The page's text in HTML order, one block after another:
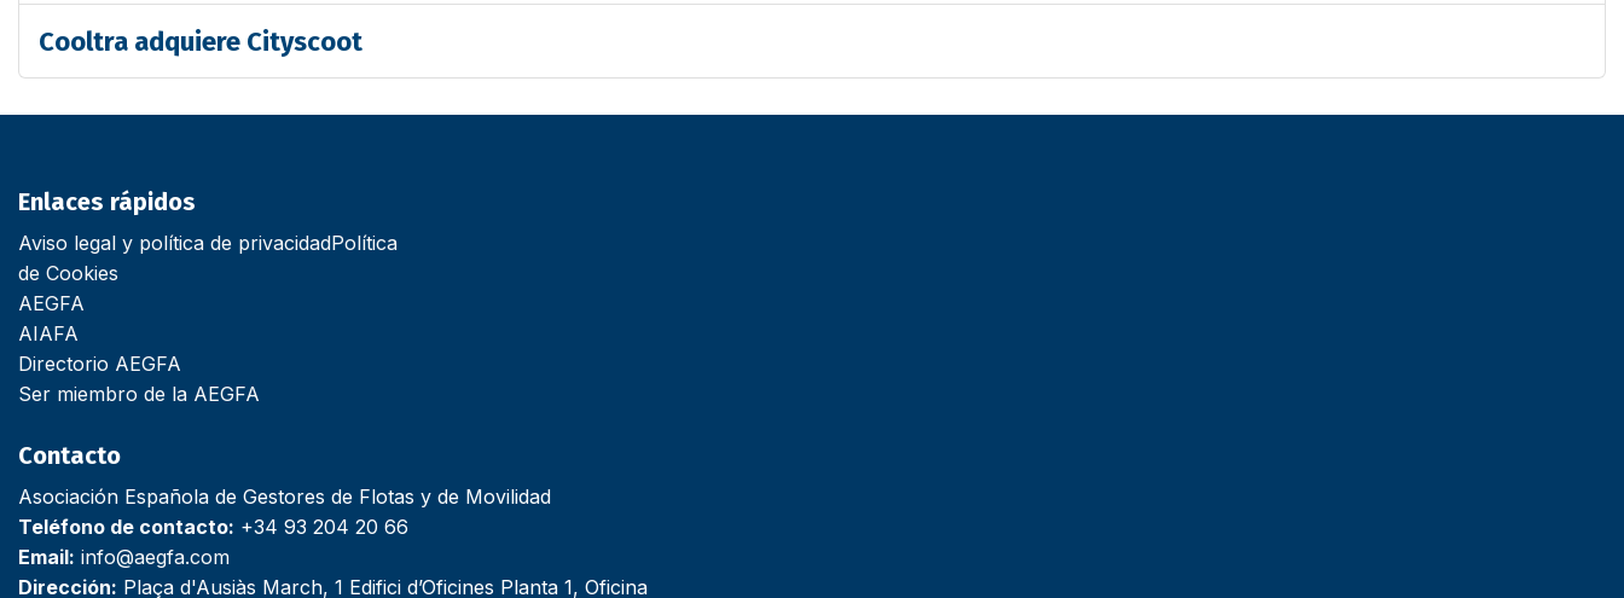
Cooltra adquiere Cityscoot
Enlaces rápidos
Aviso legal y política de privacidadPolítica
de Cookies
AEGFA
AIAFA
Directorio AEGFA
Ser miembro de la AEGFA
Contacto
Asociación Española de Gestores de Flotas y de Movilidad
Teléfono de contacto: +34 93 204 20 66
Email: info@aegfa.com
Dirección: Plaça d'Ausiàs March, 1 Edifici d’Oficines Planta 1, Oficina